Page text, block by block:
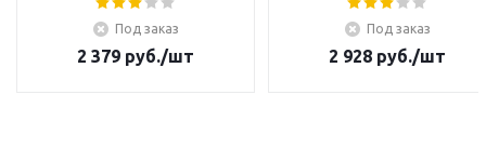
Под заказ
2 379 руб./шт
Под заказ
2 928 руб./шт